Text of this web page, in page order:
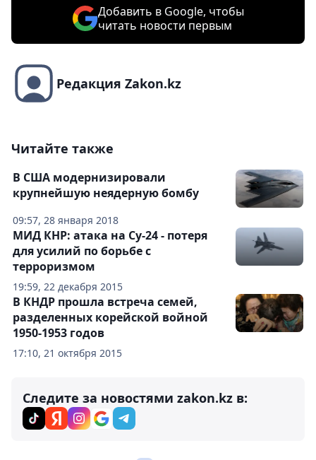
Добавить в Google, чтобы
читать новости первым
Редакция Zakon.kz
Читайте также
09:57, 28 января 2018
В США модернизировали
крупнейшую неядерную бомбу
19:59, 22 декабря 2015
МИД КНР: атака на Су-24 - потеря
для усилий по борьбе с
терроризмом
17:10, 21 октября 2015
В КНДР прошла встреча семей,
разделенных корейской войной
1950-1953 годов
Следите за новостями zakon.kz в: